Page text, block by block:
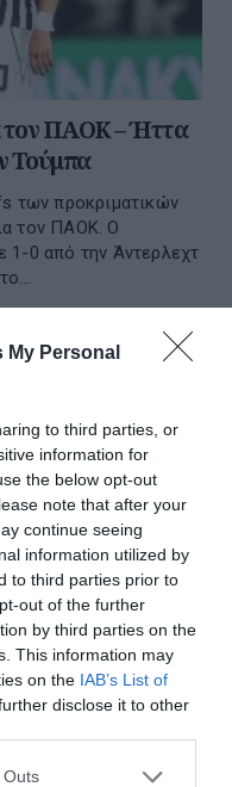
My Personal
to third parties, or
information for
the below opt-out
note that after your
continue seeing
information utilized by
to third parties prior to
out of the further
by third parties on the
This information may
on the IAB’s List of
disclose it to other
one or more Google
Outs
τον ΠΑΟΚ – Ήττα
Τούμπα
των προκριματικών
τον ΠΑΟΚ. Ο
1-0 από την Άντερλεχτ
για τον
1948